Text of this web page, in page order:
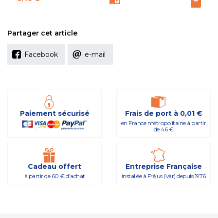
Partager cet article
Facebook e-mail
Paiement sécurisé Frais de port à 0,01 €
en France métropolitaine à partir
de 46 €
Cadeau offert
à partir de 60 € d'achat
Entreprise Française
installée à Fréjus (Var) depuis 1976